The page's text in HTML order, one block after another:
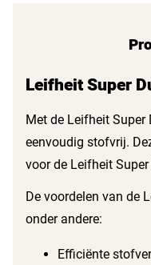
Leifheit Super
Met de Leifheit
eenvoudig stofvrij.
voor de Leifheit
De voordelen van de
onder andere:
Efficiënte